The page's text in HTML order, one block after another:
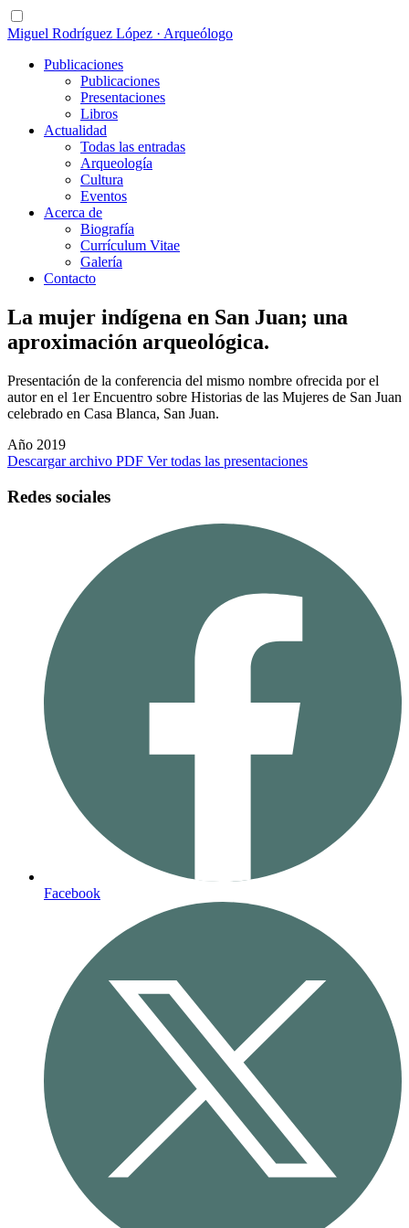
Miguel Rodríguez López · Arqueólogo
Publicaciones
Publicaciones
Presentaciones
Libros
Actualidad
Todas las entradas
Arqueología
Cultura
Eventos
Acerca de
Biografía
Currículum Vitae
Galería
Contacto
La mujer indígena en San Juan; una
aproximación arqueológica.
Presentación de la conferencia del mismo nombre ofrecida por el
autor en el 1er Encuentro sobre Historias de las Mujeres de San Juan
celebrado en Casa Blanca, San Juan.
Año 2019
Descargar archivo PDF Ver todas las presentaciones
Redes sociales
Facebook